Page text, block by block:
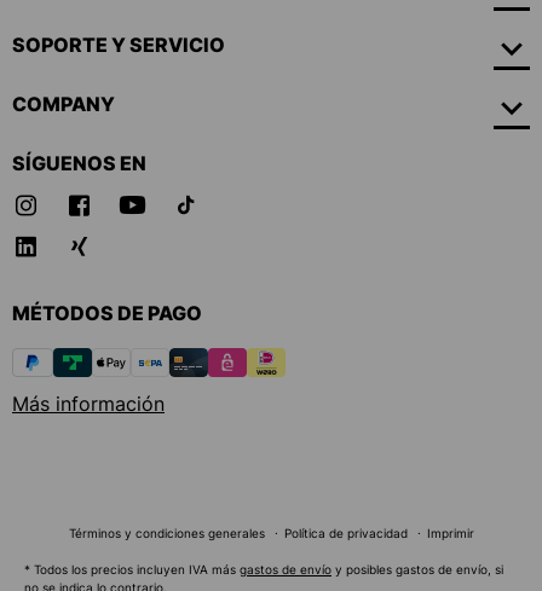
SOPORTE Y SERVICIO
COMPANY
SÍGUENOS EN
MÉTODOS DE PAGO
Más información
Términos y condiciones generales Política de privacidad Imprimir
* Todos los precios incluyen IVA más gastos de envío y posibles gastos de envío, si
no se indica lo contrario.